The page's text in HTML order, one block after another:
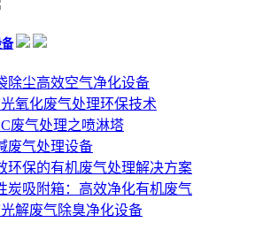
除尘高效空气净化设备
氧化废气处理环保技术
废气处理之喷淋塔
废气处理设备
环保的有机废气处理解决方案
炭吸附箱：高效净化有机废气
解废气除臭净化设备